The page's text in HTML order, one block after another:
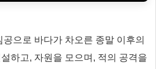
으로 바다가 차오른 종말 이후의
하고, 자원을 모으며, 적의 공격을